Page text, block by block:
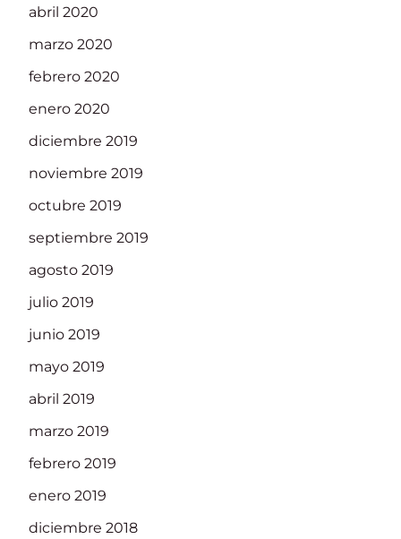
abril 2020
marzo 2020
febrero 2020
enero 2020
diciembre 2019
noviembre 2019
octubre 2019
septiembre 2019
agosto 2019
julio 2019
junio 2019
mayo 2019
abril 2019
marzo 2019
febrero 2019
enero 2019
diciembre 2018